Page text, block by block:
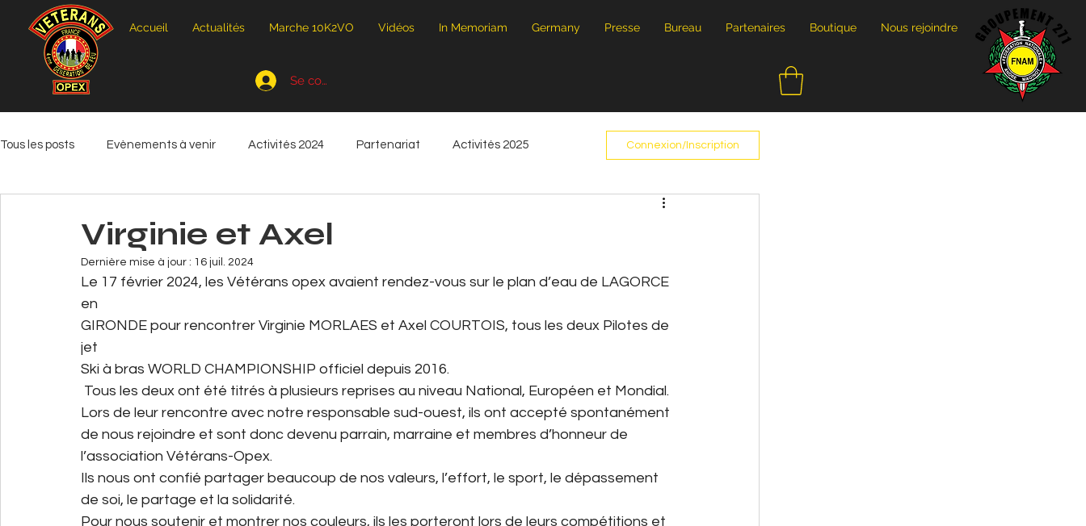
Accueil Actualités Marche 10K2VO Vidéos In Memoriam Germany Presse Bureau Partenaires Boutique Nous rejoindre
Se connecter
Tous les posts Evènements à venir Activités 2024 Partenariat Activités 2025 Connexion/Inscription
Virginie et Axel
Dernière mise à jour : 16 juil. 2024
Le 17 février 2024, les Vétérans opex avaient rendez-vous sur le plan d’eau de LAGORCE
en
GIRONDE pour rencontrer Virginie MORLAES et Axel COURTOIS, tous les deux Pilotes de
jet
Ski à bras WORLD CHAMPIONSHIP officiel depuis 2016.
Tous les deux ont été titrés à plusieurs reprises au niveau National, Européen et Mondial.
Lors de leur rencontre avec notre responsable sud-ouest, ils ont accepté spontanément
de nous rejoindre et sont donc devenu parrain, marraine et membres d’honneur de
l’association Vétérans-Opex.
Ils nous ont confié partager beaucoup de nos valeurs, l’effort, le sport, le dépassement
de soi, le partage et la solidarité.
Pour nous soutenir et montrer nos couleurs, ils les porteront lors de leurs compétitions et